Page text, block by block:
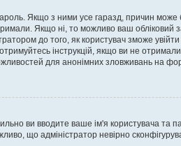
Якщо з ними усе гаразд, причин може
Якщо ні, то можливо ваш
до того, як користувач зможе
інструкцій, якщо ви не
для анонімних зловживань на
ви вводите ваше ім'я користувача та
що адміністратор невірно